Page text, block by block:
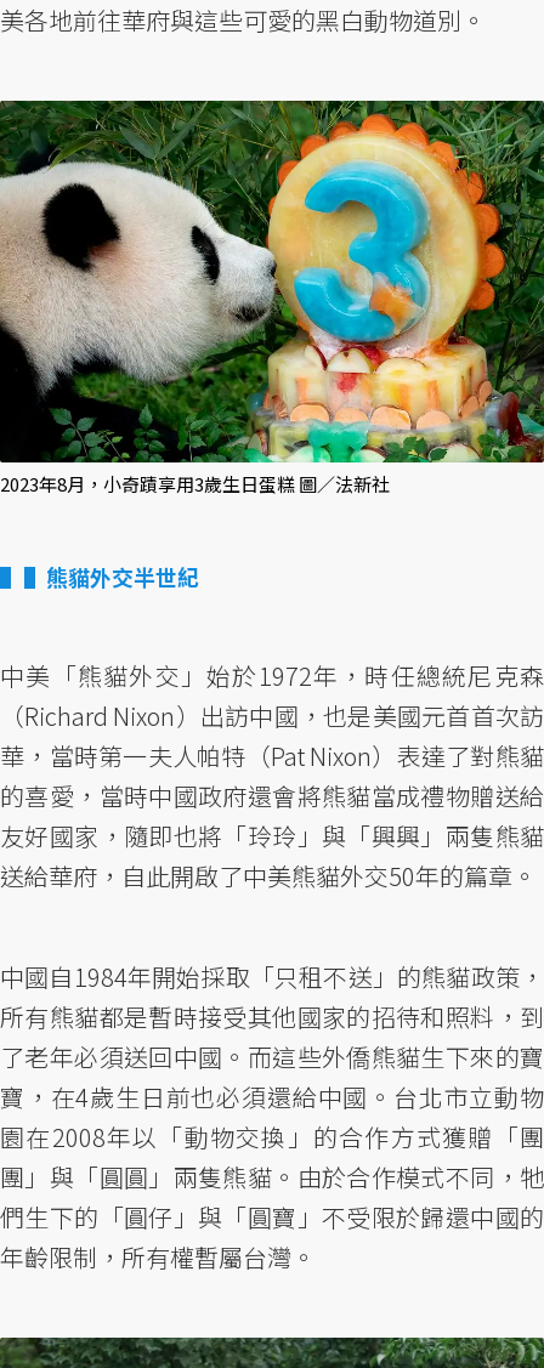
美各地前往華府與這些可愛的黑白動物道別。
2023年8月，小奇蹟享用3歲生日蛋糕 圖／法新社
▌熊貓外交半世紀
中美「熊貓外交」始於1972年，時任總統尼克森
（Richard Nixon）出訪中國，也是美國元首首次訪
華，當時第一夫人帕特（Pat Nixon）表達了對熊貓
的喜愛，當時中國政府還會將熊貓當成禮物贈送給
友好國家，隨即也將「玲玲」與「興興」兩隻熊貓
送給華府，自此開啟了中美熊貓外交50年的篇章。
中國自1984年開始採取「只租不送」的熊貓政策，
所有熊貓都是暫時接受其他國家的招待和照料，到
了老年必須送回中國。而這些外僑熊貓生下來的寶
寶，在4歲生日前也必須還給中國。台北市立動物
園在2008年以「動物交換」的合作方式獲贈「團
團」與「圓圓」兩隻熊貓。由於合作模式不同，牠
們生下的「圓仔」與「圓寶」不受限於歸還中國的
年齡限制，所有權暫屬台灣。